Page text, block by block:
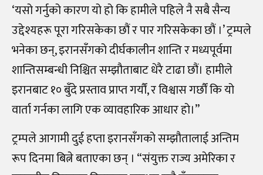
‘यसो गर्नुको कारण यो हो कि हामीले पहिले नै सबै सैन्य
उद्देश्यहरू पूरा गरिसकेका छौं र पार गरिसकेका छौं ।’ ट्रम्पले
भनेका छन्, इरानसँगको दीर्घकालीन शान्ति र मध्यपूर्वमा
शान्तिसम्बन्धी निश्चित सम्झौताबाट धेरै टाढा छौं। हामीले
इरानबाट १० बुँदे प्रस्ताव प्राप्त गर्यौं, र विश्वास गर्छौं कि यो
वार्ता गर्नका लागि एक व्यावहारिक आधार हो।”
ट्रम्पले आगामी दुई हप्ता इरानसँगको सम्झौतालाई अन्तिम
रूप दिनमा बित्ने बताएका छन् । “संयुक्त राज्य अमेरिका र